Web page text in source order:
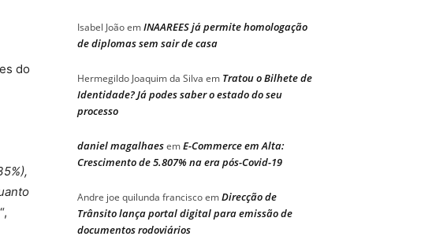
do
“,
Isabel JoãoemINAAREES já permite homologação
de diplomas sem sair de casa
Hermegildo Joaquim da Silva em Tratou o Bilhete de
Identidade? Já podes saber o estado do seu
processo
daniel magalhaesemE-Commerce em Alta:
Crescimento de 5.807% na era pós-Covid-19
Andre joe quilunda franciscoemDirecção de
Trânsito lança portal digital para emissão de
documentos rodoviários